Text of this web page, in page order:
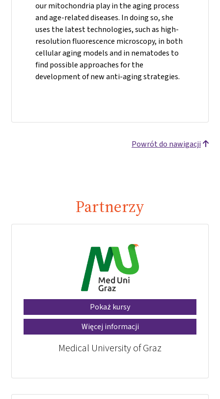
our mitochondria play in the aging process
and age-related diseases. In doing so, she
uses the latest technologies, such as high-
resolution fluorescence microscopy, in both
cellular aging models and in nematodes to
find possible approaches for the
development of new anti-aging strategies.
Powrót do nawigacji
Partnerzy
Pokaż kursy
Więcej informacji
Medical University of Graz